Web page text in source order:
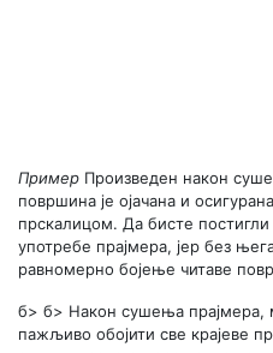
Пример Произведен након
површина је ојачана и
прскалицом. Да бисте постигли
употребе прајмера, јер без
равномерно бојење читаве
б> б> Након сушења прајмера,
пажљиво обојити све крајеве